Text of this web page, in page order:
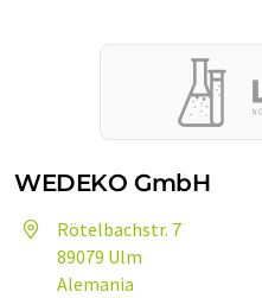
WEDEKO GmbH
Rötelbachstr. 7
89079 Ulm
Alemania